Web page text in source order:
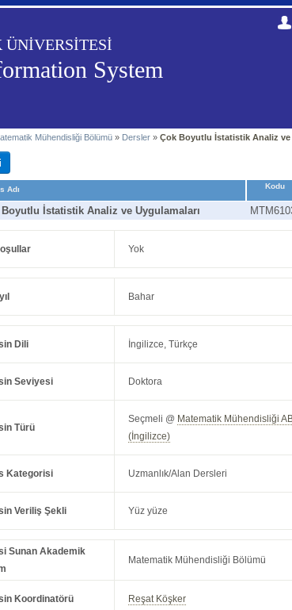
System
Mühendisliği Bölümü » Dersler » Çok Boyutlu İstatistik Analiz ve
Adı Kodu
İstatistik Analiz ve Uygulamaları
Yok
Bahar
Dili İngilizce, Türkçe
Seviyesi Doktora
Türü
Seçmeli @ Matematik Mühendisliği
(İngilizce)
Kategorisi Uzmanlık/Alan Dersleri
Veriliş Şekli Yüz yüze
Sunan Akademik
Matematik Mühendisliği Bölümü
Koordinatörü Reşat Köşker